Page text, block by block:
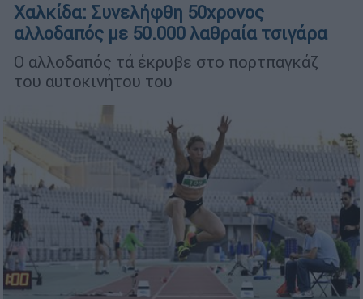
Χαλκίδα: Συνελήφθη 50χρονος
αλλοδαπός με 50.000 λαθραία τσιγάρα
Ο αλλοδαπός τά έκρυβε στο πορτπαγκάζ
του αυτοκινήτου του